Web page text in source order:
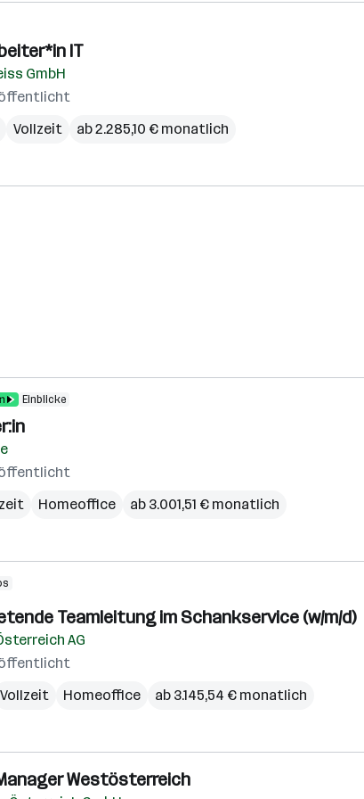
IT
GmbH
Vollzeit ab 2.285,10 € monatlich
Einblicke
Homeoffice ab 3.001,51 € monatlich
Teamleitung im Schankservice (w/m/d)
AG
Vollzeit Homeoffice ab 3.145,54 € monatlich
Westösterreich